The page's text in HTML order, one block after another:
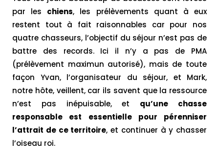
par les chiens, les prélèvements quant à eux
restent tout à fait raisonnables car pour nos
quatre chasseurs, l’objectif du séjour n’est pas de
battre des records. Ici il n’y a pas de PMA
(prélèvement maximun autorisé), mais de toute
façon Yvan, l’organisateur du séjour, et Mark,
notre hôte, veillent, car ils savent que la ressource
n’est pas inépuisable, et qu’une chasse
responsable est essentielle pour pérenniser
l’attrait de ce territoire, et continuer à y chasser
l’oiseau roi.